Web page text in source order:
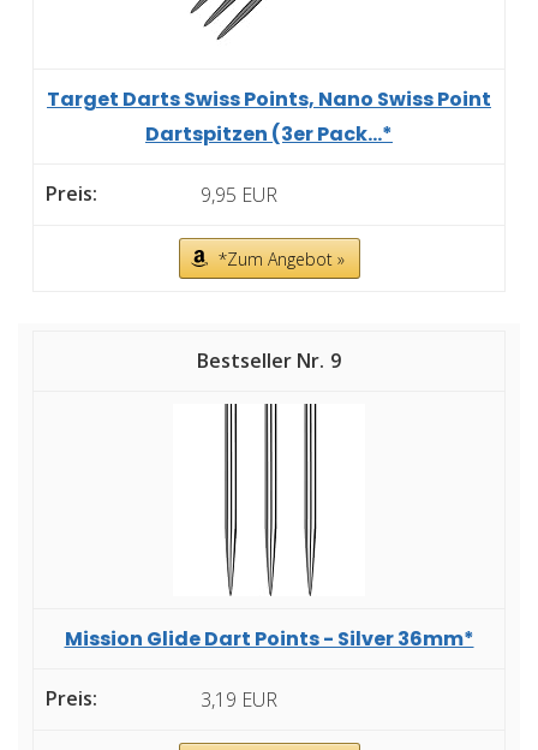
Target Darts Swiss Points, Nano Swiss Point
Dartspitzen (3er Pack...*
9,95 EUR
*Zum Angebot »
9
Mission Glide Dart Points - Silver 36mm*
3,19 EUR